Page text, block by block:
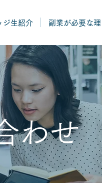
ジ生紹介 副業が必要な
わせ